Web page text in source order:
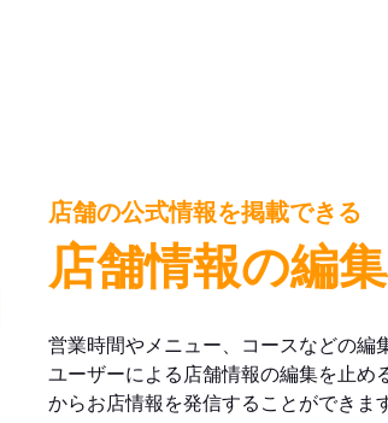
店舗の公式情報を掲載できる
店舗情報の編
営業時間やメニュー、コースなどの編
ユーザーによる店舗情報の編集を止め
からお店情報を発信することができます